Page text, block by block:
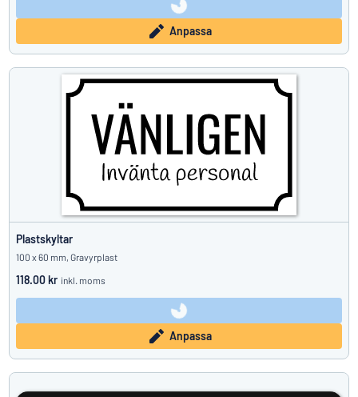
Anpassa
Plastskyltar
100 x 60 mm, Gravyrplast
118.00 kr inkl. moms
Anpassa